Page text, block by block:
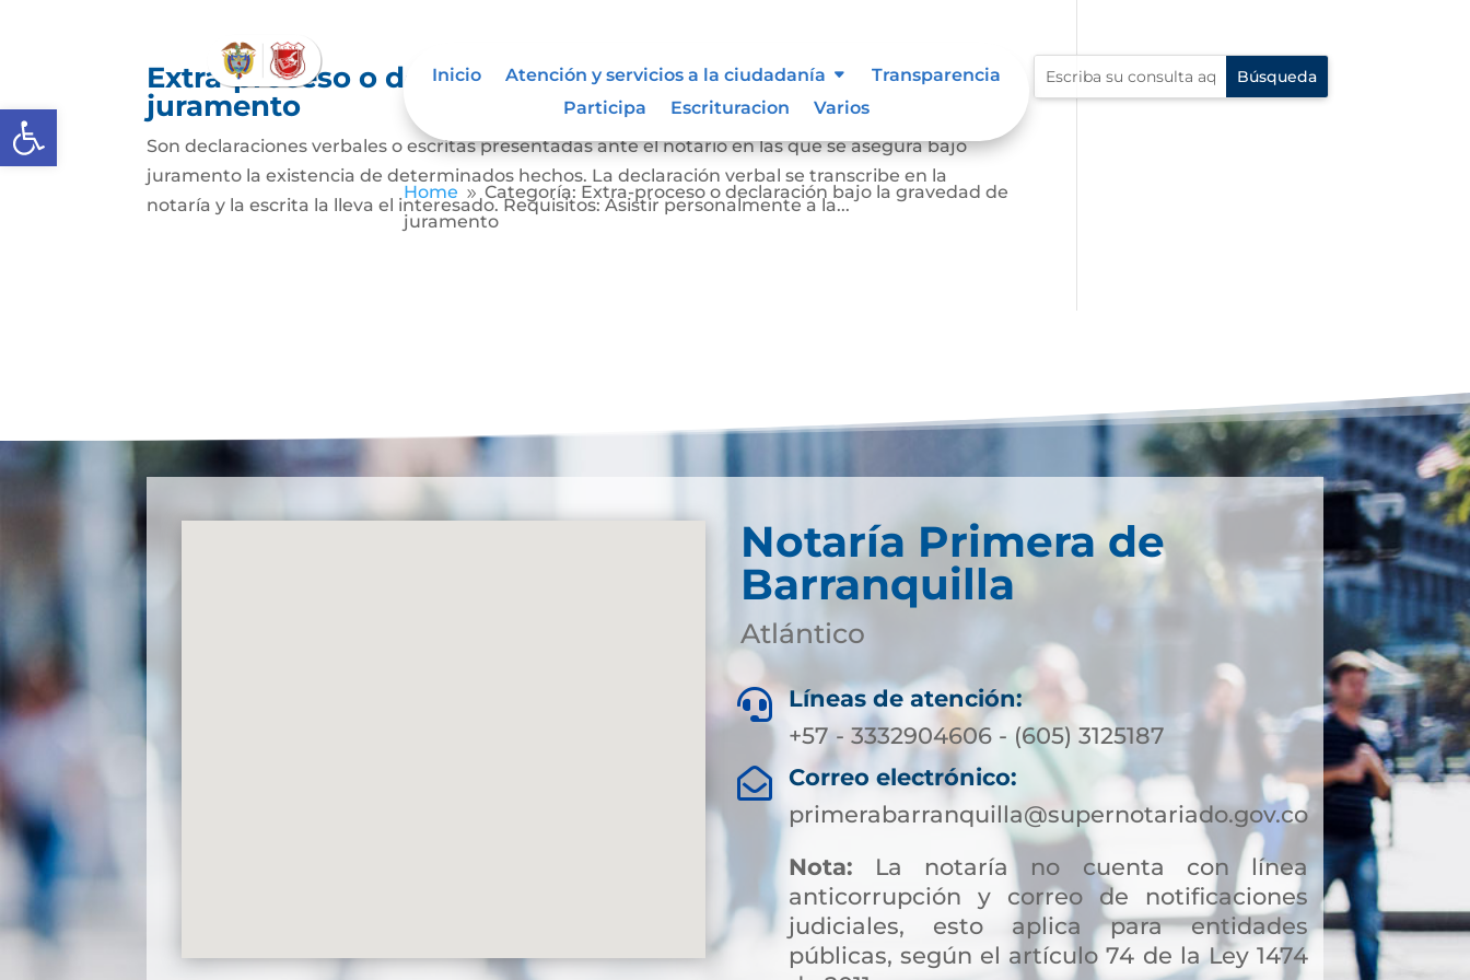
Abrir barra de herramientas
Inicio Atención y servicios a la ciudadanía
Transparencia
Participa
Escrituracion Varios
Home 9 Categoría: Extra-proceso o declaración bajo la gravedad de
juramento
Extra-proceso o declaración bajo la gravedad de
juramento
Son declaraciones verbales o escritas presentadas ante el notario en las que se asegura bajo
juramento la existencia de determinados hechos. La declaración verbal se transcribe en la
notaría y la escrita la lleva el interesado. Requisitos: Asistir personalmente a la...
Notaría Primera de
Barranquilla
Atlántico

Líneas de atención:
+57 - 3332904606 - (605) 3125187

Correo electrónico:
primerabarranquilla@supernotariado.gov.co
Nota: La notaría no cuenta con línea
anticorrupción y correo de notificaciones
judiciales, esto aplica para entidades
públicas, según el artículo 74 de la Ley 1474